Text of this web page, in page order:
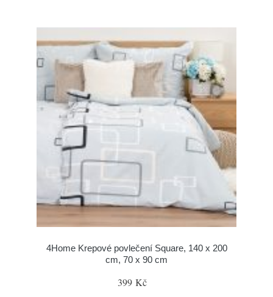
4Home Krepové povlečení Square, 140 x 200
cm, 70 x 90 cm
399 Kč